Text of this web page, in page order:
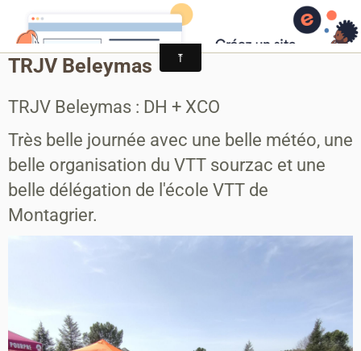
MONTAGRIER VTT-TRAIL
association montagrier sports loisirs
TRJV Beleymas
TRJV Beleymas : DH + XCO
Très belle journée avec une belle météo, une
belle organisation du VTT sourzac et une
belle délégation de l'école VTT de
Montagrier.